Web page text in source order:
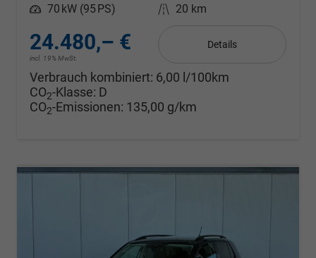
Leistung 70 kW (95 PS) Kilometerstand 20 km
24.480,– €
incl. 19% MwSt.
Details
Verbrauch kombiniert: 6,00 l/100km
CO2-Klasse: D
CO2-Emissionen: 135,00 g/km